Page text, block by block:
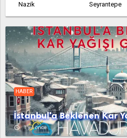
Nazik Seyrantepe
Tosunlu
HABER
İstanbul'a Beklenen Kar
access_time 1 yıl önce